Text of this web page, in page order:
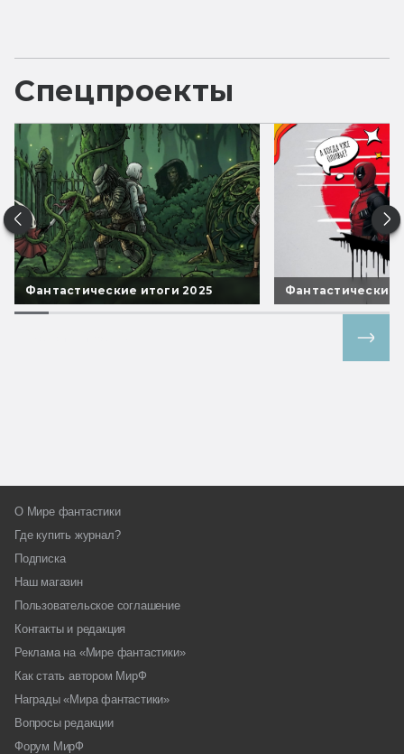
Спецпроекты
Фантастические итоги 2025 Фантастические
О Мире фантастики
Где купить журнал?
Подписка
Наш магазин
Пользовательское соглашение
Контакты и редакция
Реклама на «Мире фантастики»
Как стать автором МирФ
Награды «Мира фантастики»
Вопросы редакции
Форум МирФ